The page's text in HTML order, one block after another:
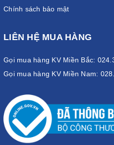
Chính sách bảo mật
LIÊN HỆ MUA HÀNG
Gọi mua hàng KV Miền Bắc:
Gọi mua hàng KV Miền Nam: